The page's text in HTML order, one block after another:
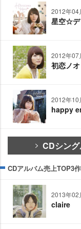
2012年04
星空☆デ
2012年07
初恋ノオ
2012年10
happy
CDシン
CDアルバム売上TOP3
2013年02
claire